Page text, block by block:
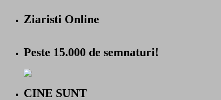
Ziaristi Online
Peste 15.000 de semnaturi!
CINE SUNT